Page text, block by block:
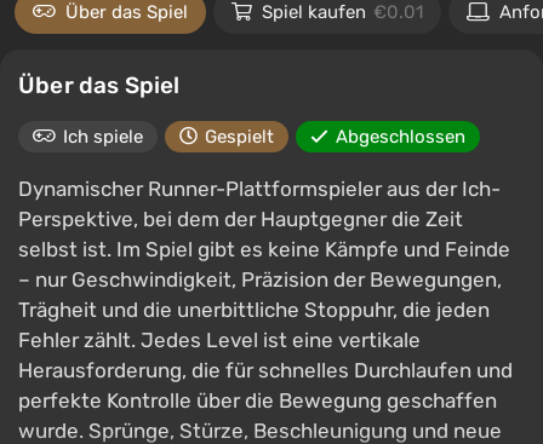
Über das Spiel Spiel kaufen €0.01
Über das Spiel
Ich spiele Gespielt Abgeschlossen
Dynamischer Runner-Plattformspieler aus der Ich-
Perspektive, bei dem der Hauptgegner die Zeit
selbst ist. Im Spiel gibt es keine Kämpfe und Feinde
– nur Geschwindigkeit, Präzision der Bewegungen,
Trägheit und die unerbittliche Stoppuhr, die jeden
Fehler zählt. Jedes Level ist eine vertikale
Herausforderung, die für schnelles Durchlaufen und
perfekte Kontrolle über die Bewegung geschaffen
wurde. Sprünge, Stürze, Beschleunigung und neue